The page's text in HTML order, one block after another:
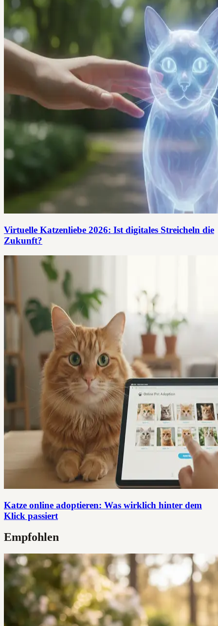
Virtuelle Katzenliebe 2026: Ist digitales Streicheln die
Zukunft?
Katze online adoptieren: Was wirklich hinter dem
Klick passiert
Empfohlen